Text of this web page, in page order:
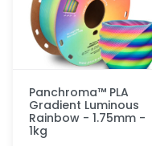
Panchroma™ PLA
Gradient Luminous
Rainbow - 1.75mm -
1kg